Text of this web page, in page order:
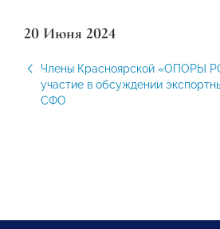
20 Июня 2024
Члены Красноярской «ОПОРЫ
участие в обсуждении
СФО